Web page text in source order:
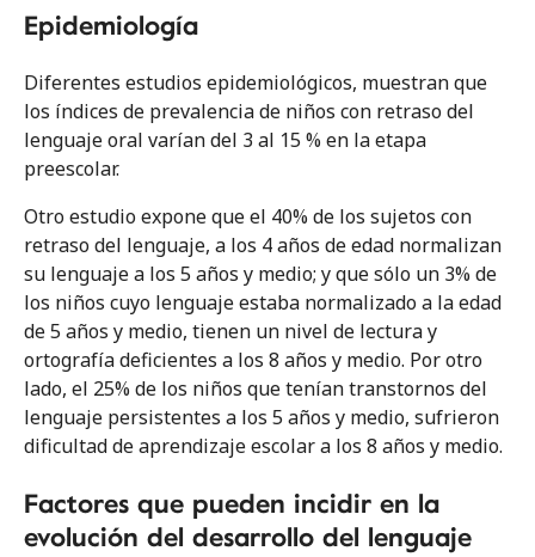
Toda forma de reproducción, distribución, comunicación pública o
transformación de esta obra solo puede ser realizada con la autorización
de sus titulares, salvo la excepción prevista por la ley. Diríjase al autor si
necesita fotocopiar o digitalizar algún fragmento de esta obra.
Epidemiología
Diferentes estudios epidemiológicos, muestran que
los índices de prevalencia de niños con retraso del
lenguaje oral varían del 3 al 15 % en la etapa
preescolar.
Otro estudio expone que el 40% de los sujetos con
retraso del lenguaje, a los 4 años de edad normalizan
su lenguaje a los 5 años y medio; y que sólo un 3% de
los niños cuyo lenguaje estaba normalizado a la edad
de 5 años y medio, tienen un nivel de lectura y
ortografía deficientes a los 8 años y medio. Por otro
lado, el 25% de los niños que tenían transtornos del
lenguaje persistentes a los 5 años y medio, sufrieron
dificultad de aprendizaje escolar a los 8 años y medio.
Factores que pueden incidir en la
evolución del desarrollo del lenguaje